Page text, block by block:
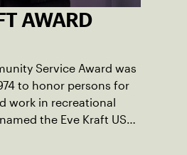
AWARD
Service Award was
to honor persons for
work in recreational
the Eve Kraft USTA